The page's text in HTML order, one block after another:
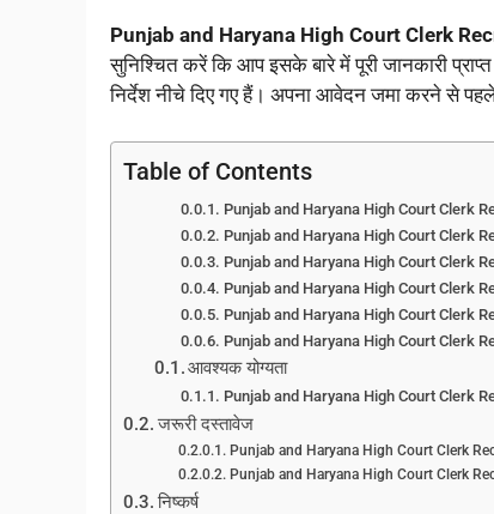
Punjab and Haryana High Court Clerk
सुनिश्चित करें कि आप इसके बारे में पूरी जानकारी
निर्देश नीचे दिए गए हैं। अपना आवेदन जमा करने से
Table of Contents
Punjab and Haryana High Court Clerk
Punjab and Haryana High Court Clerk
Punjab and Haryana High Court Clerk
Punjab and Haryana High Court Clerk
Punjab and Haryana High Court Clerk
Punjab and Haryana High Court Clerk
आवश्यक योग्यता
Punjab and Haryana High Court Clerk
जरूरी दस्तावेज
Punjab and Haryana High Court Clerk
Punjab and Haryana High Court Clerk
निष्कर्ष